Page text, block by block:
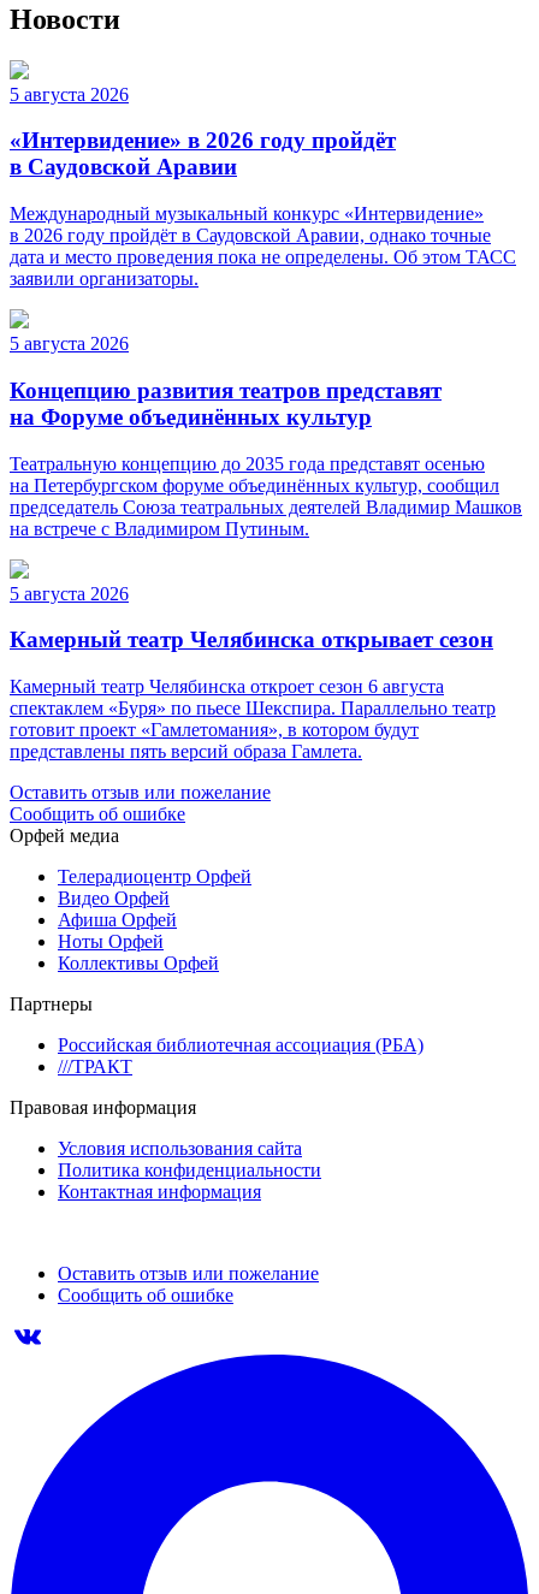
Новости
5 августа 2026
«Интервидение» в 2026 году пройдёт
в Саудовской Аравии
Международный музыкальный конкурс «Интервидение»
в 2026 году пройдёт в Саудовской Аравии, однако точные
дата и место проведения пока не определены. Об этом ТАСС
заявили организаторы.
5 августа 2026
Концепцию развития театров представят
на Форуме объединённых культур
Театральную концепцию до 2035 года представят осенью
на Петербургском форуме объединённых культур, сообщил
председатель Союза театральных деятелей Владимир Машков
на встрече с Владимиром Путиным.
5 августа 2026
Камерный театр Челябинска открывает сезон
Камерный театр Челябинска откроет сезон 6 августа
спектаклем «Буря» по пьесе Шекспира. Параллельно театр
готовит проект «Гамлетомания», в котором будут
представлены пять версий образа Гамлета.
Оставить отзыв или пожелание
Сообщить об ошибке
Орфей медиа
Телерадиоцентр Орфей
Видео Орфей
Афиша Орфей
Ноты Орфей
Коллективы Орфей
Партнеры
Российская библиотечная ассоциация (РБА)
///ТРАКТ
Правовая информация
Условия использования сайта
Политика конфиденциальности
Контактная информация
Оставить отзыв или пожелание
Сообщить об ошибке